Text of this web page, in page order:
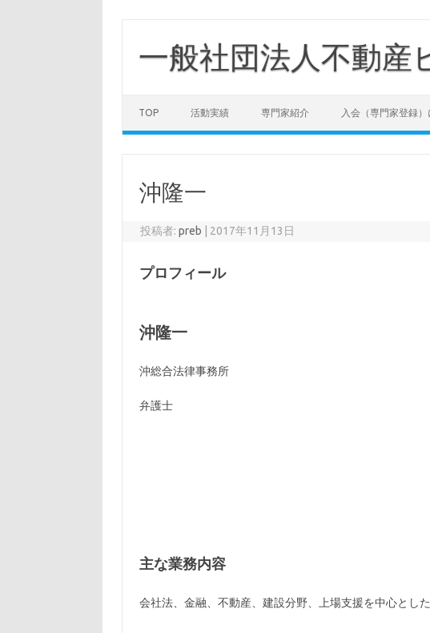
一般社団法人不動産
TOP 活動実績 専門家紹介 入会（専門家登録）
沖隆一
投稿者:preb 2017年11月13日
プロフィール
沖隆一
沖総合法律事務所
弁護士
主な業務内容
会社法、金融、不動産、建設分野、上場支援を中心とし